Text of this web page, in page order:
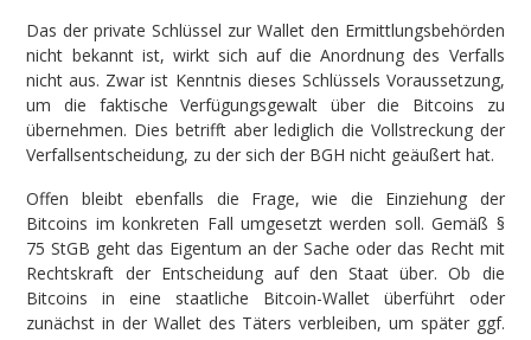
Das der private Schlüssel zur Wallet den Ermittlungsbehörden
nicht bekannt ist, wirkt sich auf die Anordnung des Verfalls
nicht aus. Zwar ist Kenntnis dieses Schlüssels Voraussetzung,
um die faktische Verfügungsgewalt über die Bitcoins zu
übernehmen. Dies betrifft aber lediglich die Vollstreckung der
Verfallsentscheidung, zu der sich der BGH nicht geäußert hat.
Offen bleibt ebenfalls die Frage, wie die Einziehung der
Bitcoins im konkreten Fall umgesetzt werden soll. Gemäß §
75 StGB geht das Eigentum an der Sache oder das Recht mit
Rechtskraft der Entscheidung auf den Staat über. Ob die
Bitcoins in eine staatliche Bitcoin-Wallet überführt oder
zunächst in der Wallet des Täters verbleiben, um später ggf.